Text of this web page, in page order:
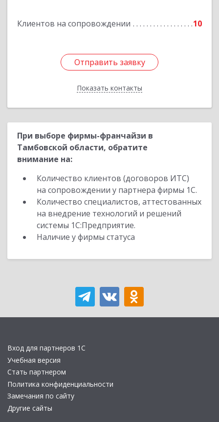
Клиентов на сопровождении 10
Отправить заявку
Показать контакты
Отправить заявку
Назад
При выборе фирмы-франчайзи в
Тамбовской области, обратите
внимание на:
Количество клиентов (договоров ИТС)
на сопровождении у партнера фирмы 1С.
Количество специалистов, аттестованных
на внедрение технологий и решений
системы 1С:Предприятие.
Наличие у фирмы статуса
Вход для партнеров 1С
Учебная версия
Стать партнером
Политика конфиденциальности
Замечания по сайту
Другие сайты